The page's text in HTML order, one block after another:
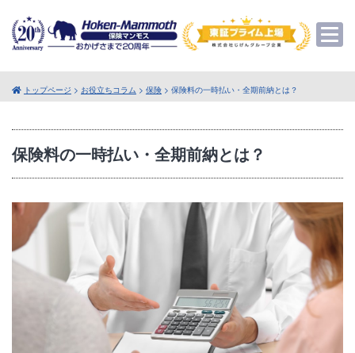
トップページ > お役立ちコラム > 保険 > 保険料の一時払い・全期前納とは？
保険料の一時払い・全期前納とは？